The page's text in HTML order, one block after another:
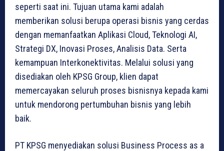
seperti saat ini. Tujuan utama kami adalah
memberikan solusi berupa operasi bisnis yang cerdas
dengan memanfaatkan Aplikasi Cloud, Teknologi AI,
Strategi DX, Inovasi Proses, Analisis Data. Serta
kemampuan Interkonektivitas. Melalui solusi yang
disediakan oleh KPSG Group, klien dapat
memercayakan seluruh proses bisnisnya kepada kami
untuk mendorong pertumbuhan bisnis yang lebih
baik.
PT KPSG menyediakan solusi Business Process as a